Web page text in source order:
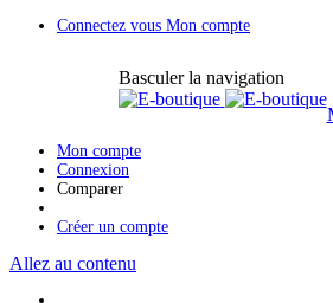
Connectez vous Mon compte
Basculer la navigation
Mon compte
Connexion
Comparer
Créer un compte
Allez au contenu